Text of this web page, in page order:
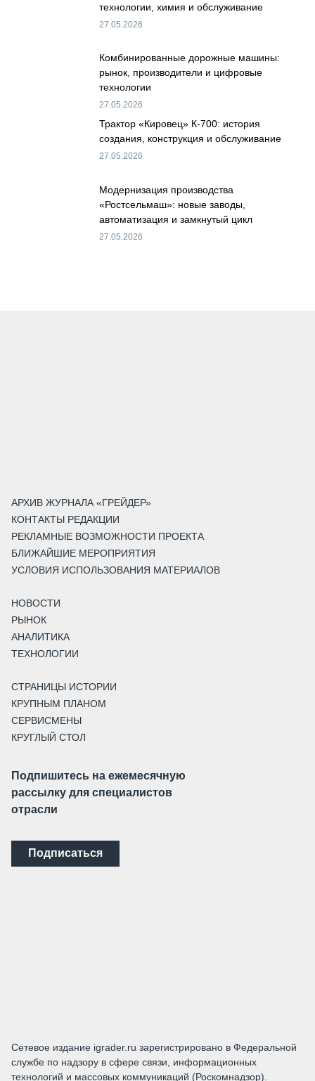
технологии, химия и обслуживание
27.05.2026
Комбинированные дорожные машины:
рынок, производители и цифровые
технологии
27.05.2026
Трактор «Кировец» К-700: история
создания, конструкция и обслуживание
27.05.2026
Модернизация производства
«Ростсельмаш»: новые заводы,
автоматизация и замкнутый цикл
27.05.2026
АРХИВ ЖУРНАЛА «ГРЕЙДЕР»
КОНТАКТЫ РЕДАКЦИИ
РЕКЛАМНЫЕ ВОЗМОЖНОСТИ ПРОЕКТА
БЛИЖАЙШИЕ МЕРОПРИЯТИЯ
УСЛОВИЯ ИСПОЛЬЗОВАНИЯ МАТЕРИАЛОВ
НОВОСТИ
РЫНОК
АНАЛИТИКА
ТЕХНОЛОГИИ
СТРАНИЦЫ ИСТОРИИ
КРУПНЫМ ПЛАНОМ
СЕРВИСМЕНЫ
КРУГЛЫЙ СТОЛ
Подпишитесь на ежемесячную
рассылку для специалистов
отрасли
Подписаться
Сетевое издание igrader.ru зарегистрировано в Федеральной
службе по надзору в сфере связи, информационных
технологий и массовых коммуникаций (Роскомнадзор).